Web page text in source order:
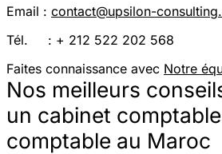
Email : contact@upsilon-
Tél. : + 212 522 202 568
Faites connaissance avec Notre
Nos meilleurs
un cabinet
comptable au Maroc